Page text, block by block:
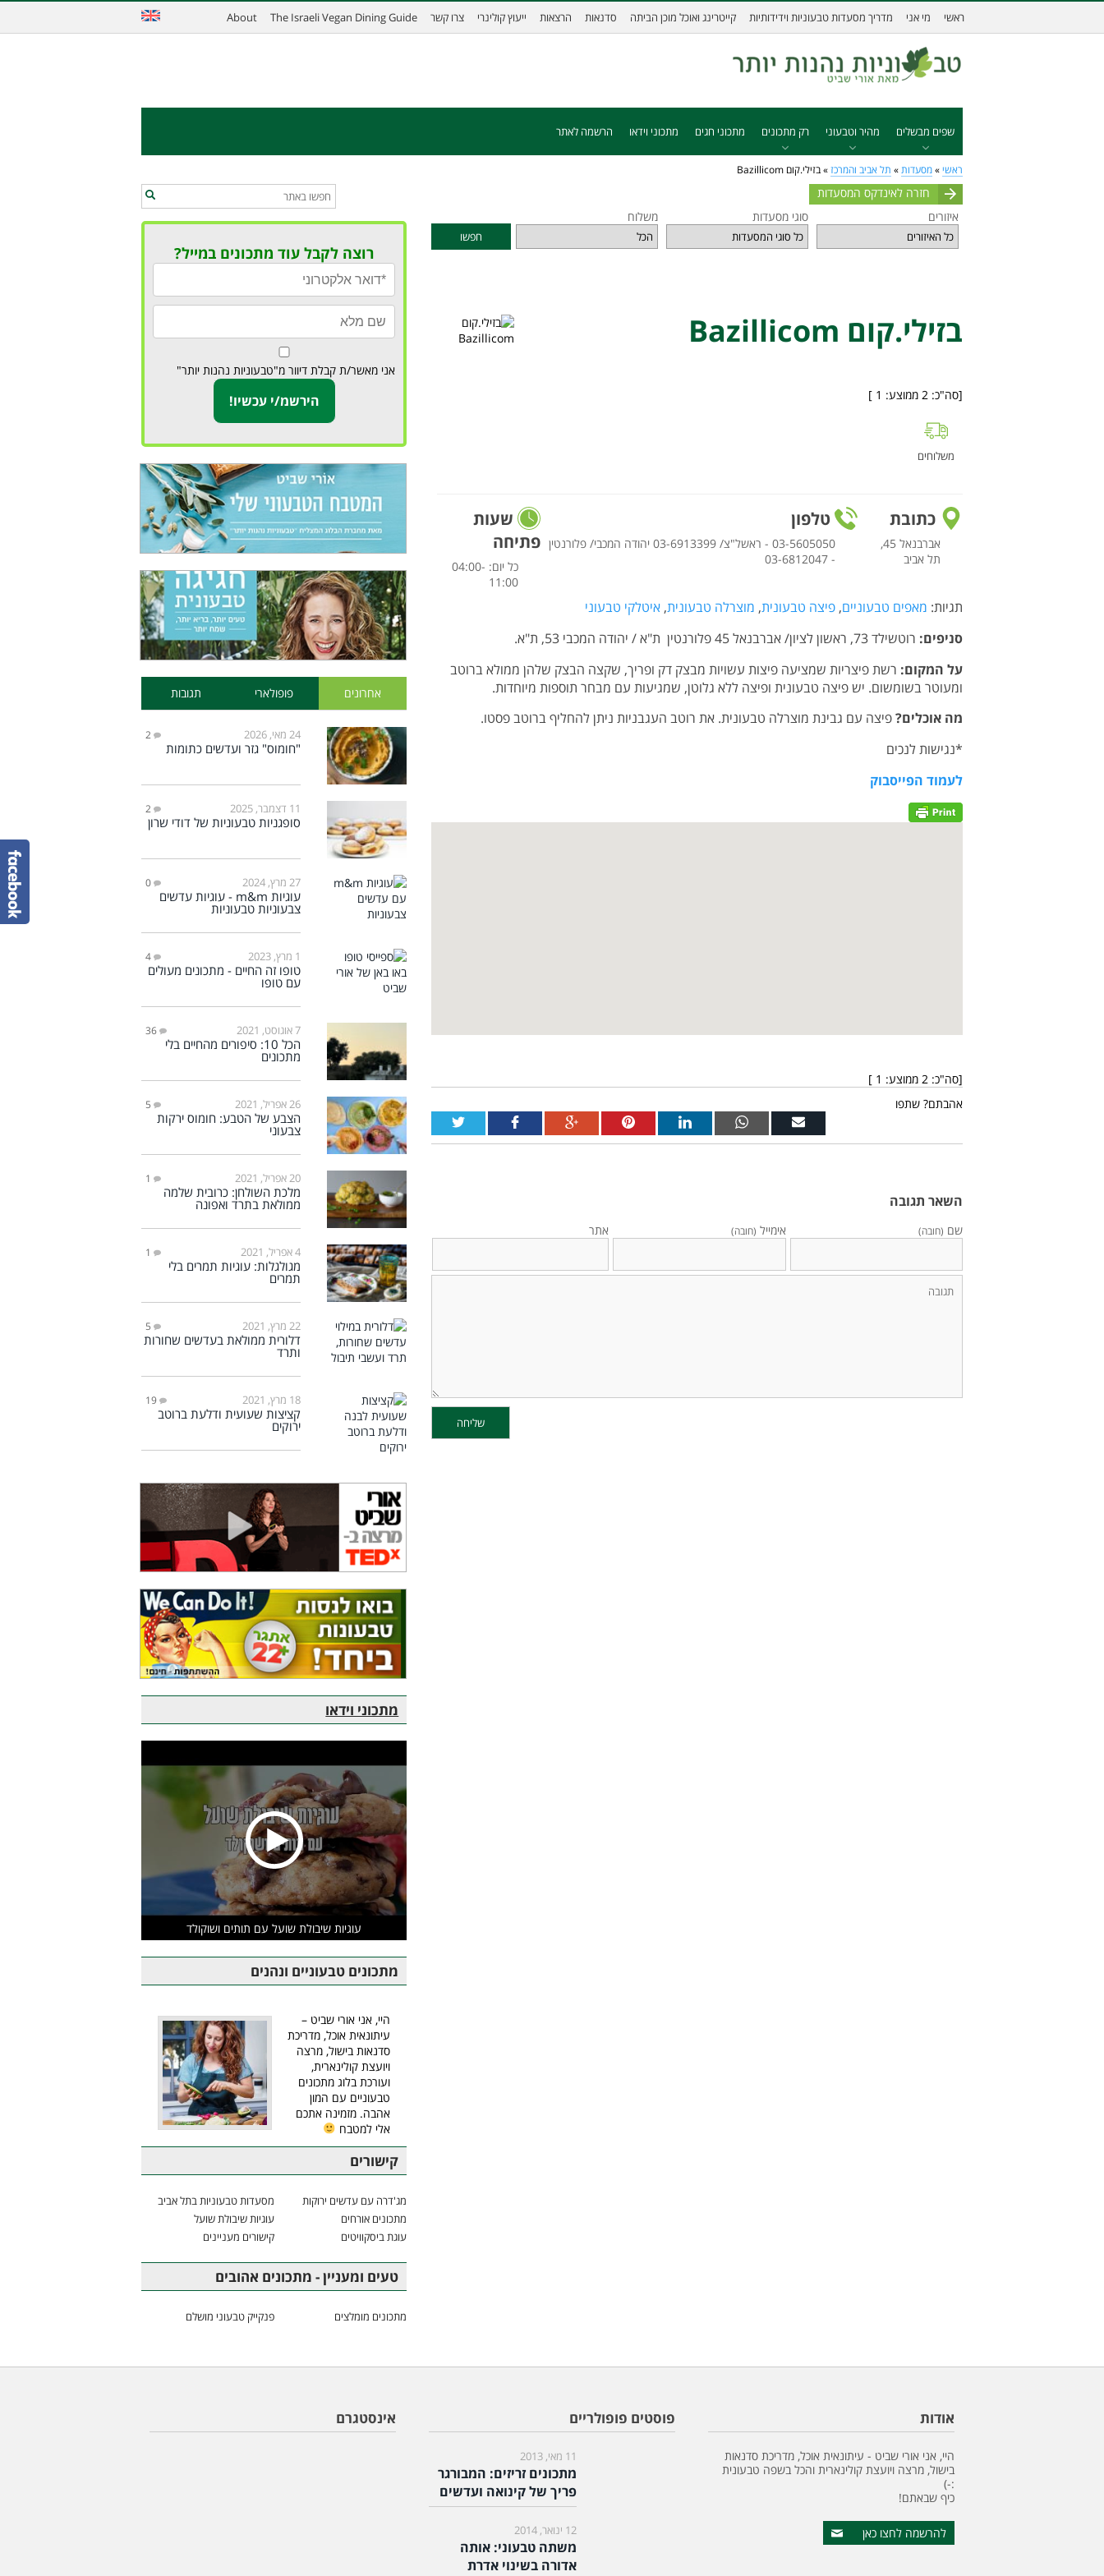
ראשי מי אני מדריך מסעדות טבעוניות וידידותיות קייטרינג ואוכל מוכן הביתה סדנאות הרצאות ייעוץ קולינרי צרו קשר The Israeli Vegan Dining Guide
About
שפים מבשלים מהיר וטבעוני רק מתכונים מתכוני חגים מתכוני וידאו הרשמה לאתר
ראשי » מסעדות » תל אביב והמרכז »בזילי.קום Bazillicom
חזרה לאינדקס המסעדות
איזורים
סוגי מסעדות משלוח
חפשו
בזילי.קום Bazillicom
[סה"כ: 2 ממוצע: 1
]
משלוחים
כתובת
אברבנאל 45,
תל אביב
טלפון
03-5605050 - ראשל"צ/ 03-6913399 יהודה המכבי/ פלורנטין
- 03-6812047
שעות
פתיחה
כל יום: 04:00-
11:00
תגיות: מאפים טבעוניים, פיצה טבעונית, מוצרלה טבעונית, איטלקי טבעוני
סניפים: רוטשילד 73, ראשון לציון/ אברבנאל 45 פלורנטין ת"א / יהודה המכבי 53, ת"א.
על המקום: רשת פיצריות שמציעה פיצות עשויות מבצק דק ופריך, שקצה הבצק שלהן ממולא ברוטב
ומעוטר בשומשום. יש פיצה טבעונית ופיצה ללא גלוטן, שמגיעות עם מבחר תוספות מיוחדות.
מה אוכלים?פיצה עם גבינת מוצרלה טבעונית. את רוטב העגבניות ניתן להחליף ברוטב פסטו.
*נגישות לנכים
לעמוד הפייסבוק
[סה"כ: 2 ממוצע: 1
]
אהבתם? שתפו
השאר תגובה
שם (חובה) אימייל (חובה) אתר
רוצה לקבל עוד מתכונים במייל?
אני מאשר/ת קבלת דיוור מ"טבעוניות נהנות יותר"
אחרונים פופולארי תגובות
24 מאי, 2026 2
"חומוס" גזר ועדשים כתומות
11 דצמבר, 2025 2
סופגניות טבעוניות של דודי שרון
27 מרץ, 2024 0
עוגיות m&m - עוגיות עדשים
צבעוניות טבעוניות
1 מרץ, 2023 4
טופו זה החיים - מתכונים מעולים
עם טופו
7 אוגוסט, 2021 36
הכל 10: סיפורים מהחיים בלי
מתכונים
26 אפריל, 2021 5
הצבע של הטבע: חומוס ירקות
צבעוני
20 אפריל, 2021 1
מלכת השולחן: כרובית שלמה
ממולאת בתרד ואפונה
4 אפריל, 2021 1
מגולגלות: עוגיות תמרים בלי
תמרים
22 מרץ, 2021 5
דלורית ממולאת בעדשים שחורות
ותרד
18 מרץ, 2021 19
קציצות שעועית ודלעת ברוטב
ירוקים
מתכוני וידאו
עוגיות שיבולת שועל עם תותים ושוקולד
מתכונים טבעוניים ונהנים
היי, אני אורי שביט –
עיתונאית אוכל, מדריכת
סדנאות בישול, מרצה
ויועצת קולינארית,
ועורכת בלוג מתכונים
טבעוניים עם המון
אהבה. מזמינה אתכם
אלי למטבח
קישורים
מג'דרה עם עדשים ירוקות
מסעדות טבעוניות בתל אביב
מתכונים אורחים
עוגיות שיבולת שועל
עוגת ביסקוויטים
קישורים מעניינים
טעים ומעניין - מתכונים אהובים
מתכונים מומלצים פנקייק טבעוני מושלם
אודות
היי, אני אורי שביט - עיתונאית אוכל, מדריכת סדנאות
בישול, מרצה ויועצת קולינארית והכל בשפה טבעונית
:-)
כיף שבאתם!
להרשמה לחצו כאן
פוסטים פופולריים
11 מאי, 2013
מתכונים זריזים: המבורגר
פריך של קינואה ועדשים
12 ינואר, 2014
משתה טבעוני: אותה
אדורה בשינוי אדרת
אינסטגרם